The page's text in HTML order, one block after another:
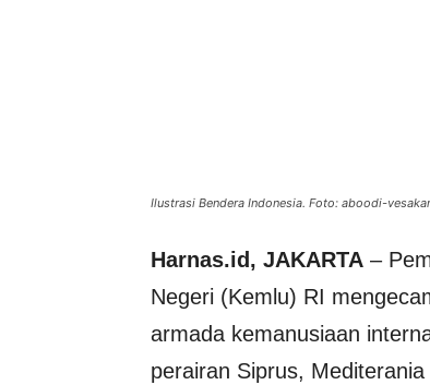
Ilustrasi Bendera Indonesia. Foto: aboodi-
Harnas.id, JAKARTA –
Negeri (Kemlu) RI
armada kemanusiaan
perairan Siprus,